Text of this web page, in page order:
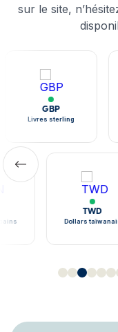
sur le site,
GBP
Livres sterling
TWD
Dollars taïwanais